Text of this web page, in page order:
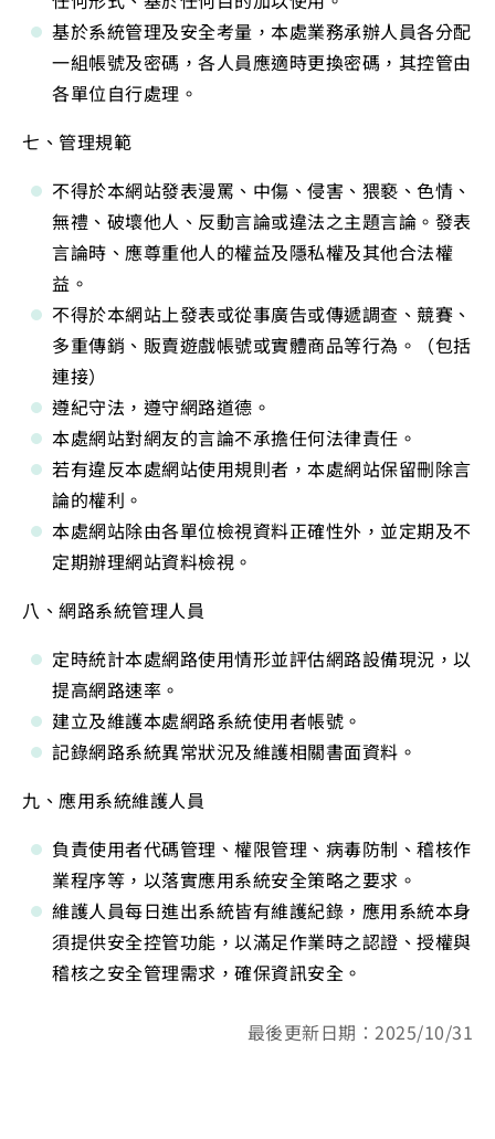
基於系統管理及安全考量，本處業務承辦人員各分配
一組帳號及密碼，各人員應適時更換密碼，其控管由
各單位自行處理。
七、管理規範
不得於本網站發表漫罵、中傷、侵害、猥褻、色情、
無禮、破壞他人、反動言論或違法之主題言論。發表
言論時、應尊重他人的權益及隱私權及其他合法權
益。
不得於本網站上發表或從事廣告或傳遞調查、競賽、
多重傳銷、販賣遊戲帳號或實體商品等行為。（包括
連接）
遵紀守法，遵守網路道德。
本處網站對網友的言論不承擔任何法律責任。
若有違反本處網站使用規則者，本處網站保留刪除言
論的權利。
本處網站除由各單位檢視資料正確性外，並定期及不
定期辦理網站資料檢視。
八、網路系統管理人員
定時統計本處網路使用情形並評估網路設備現況，以
提高網路速率。
建立及維護本處網路系統使用者帳號。
記錄網路系統異常狀況及維護相關書面資料。
九、應用系統維護人員
負責使用者代碼管理、權限管理、病毒防制、稽核作
業程序等，以落實應用系統安全策略之要求。
維護人員每日進出系統皆有維護紀錄，應用系統本身
須提供安全控管功能，以滿足作業時之認證、授權與
稽核之安全管理需求，確保資訊安全。
最後更新日期：2025/10/31